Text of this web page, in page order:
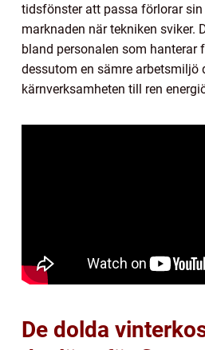
tidsfönster att passa förlorar
marknaden när tekniken sviker.
bland personalen som hanterar
dessutom en sämre
kärnverksamheten till ren
De dolda